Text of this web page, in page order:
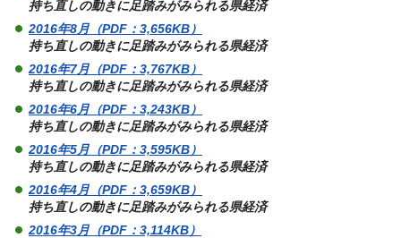
持ち直しの動きに足踏みがみられる県経済
2016年8月（PDF：3,656KB）
持ち直しの動きに足踏みがみられる県経済
2016年7月（PDF：3,767KB）
持ち直しの動きに足踏みがみられる県経済
2016年6月（PDF：3,243KB）
持ち直しの動きに足踏みがみられる県経済
2016年5月（PDF：3,595KB）
持ち直しの動きに足踏みがみられる県経済
2016年4月（PDF：3,659KB）
持ち直しの動きに足踏みがみられる県経済
2016年3月（PDF：3,114KB）